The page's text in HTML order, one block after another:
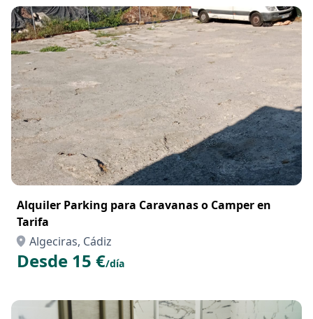
Alquiler Parking para Caravanas o Camper en
Tarifa
Algeciras, Cádiz
Desde 15 €/día